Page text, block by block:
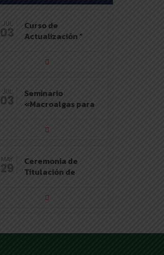
JUL
03
Curso de
Actualización “
JUL
03
Seminario
«Macroalgas para
MAY
29
Ceremonia de
Titulación de